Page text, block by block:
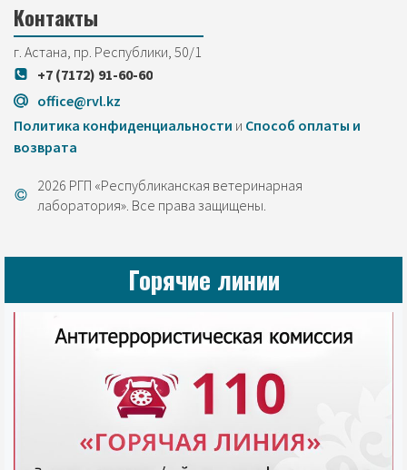
Контакты
г. Астана, пр. Республики, 50/1
+7 (7172) 91-60-60
office@rvl.kz
Политика конфиденциальности и Cпособ оплаты и
возврата
2026 РГП «Республиканская ветеринарная
лаборатория». Все права защищены.
Горячие линии